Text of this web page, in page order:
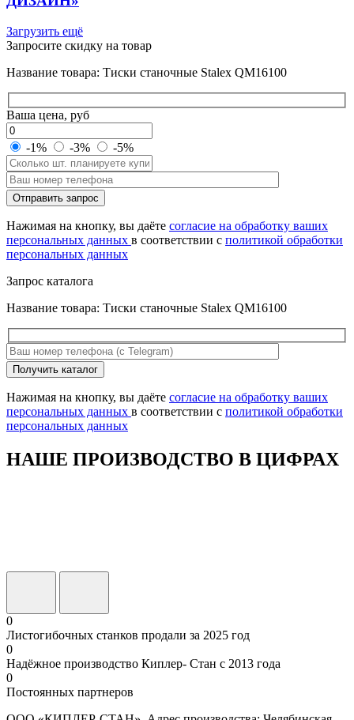
Загрузить ещё
Запросите скидку на товар
Название товара: Тиски станочные Stalex QM16100
Ваша цена, руб
-1% -3% -5%
Оставьте
это
поле
пустым.
Отправить запрос
Нажимая на кнопку, вы даёте согласие на обработку ваших
персональных данных в соответствии с политикой обработки
персональных данных
Запрос каталога
Название товара: Тиски станочные Stalex QM16100
Оставьте
это
поле
пустым.
Получить каталог
Нажимая на кнопку, вы даёте согласие на обработку ваших
персональных данных в соответствии с политикой обработки
персональных данных
НАШЕ ПРОИЗВОДСТВО В ЦИФРАХ
0
Листогибочных станков продали за 2025 год
0
Надёжное производство Киплер- Стан с 2013 года
0
Постоянных партнеров